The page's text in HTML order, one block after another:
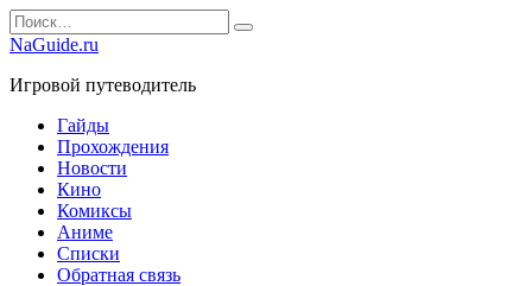
Перейти
к
Search
for:
NaGuide.ru
Игровой путеводитель
Гайды
Прохождения
Новости
Кино
Комиксы
Аниме
Списки
Обратная связь